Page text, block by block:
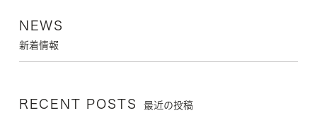
NEWS
新着情報
RECENT POSTS 最近の投稿